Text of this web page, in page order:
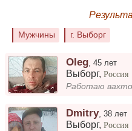
Мужчины г. Выборг
Oleg ,45 лет
Выборг,Россия
Работаю
Dmitry,38 лет
Выборг,Россия